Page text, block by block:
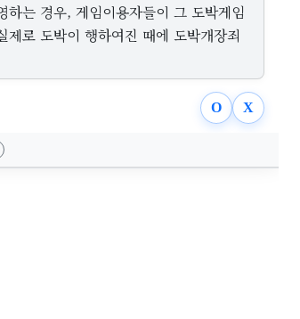
하는 경우, 게임이용자들이 그 도박게임
제로 도박이 행하여진 때에 도박개장죄
O X